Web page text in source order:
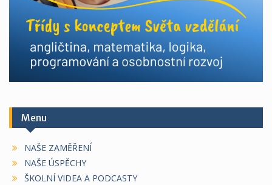
Menu
NAŠE ZAMĚŘENÍ
NAŠE ÚSPĚCHY
ŠKOLNÍ VIDEA A PODCASTY